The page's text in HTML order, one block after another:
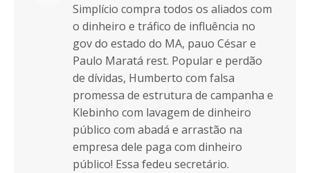
Simplício compra todos os aliados com
o dinheiro e tráfico de influência no
gov do estado do MA, pauo César e
Paulo Maratá rest. Popular e perdão
de dívidas, Humberto com falsa
promessa de estrutura de campanha e
Klebinho com lavagem de dinheiro
público com abadá e arrastão na
empresa dele paga com dinheiro
público! Essa fedeu secretário.